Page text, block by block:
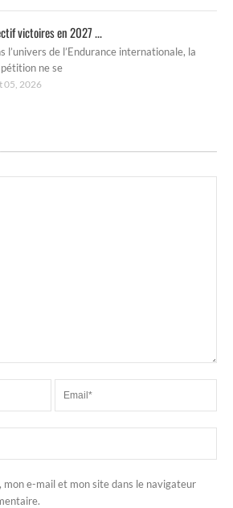
victoires en 2027 ...
l’univers de l’Endurance internationale, la
ne se
05, 2026
mon e-mail et mon site dans le navigateur